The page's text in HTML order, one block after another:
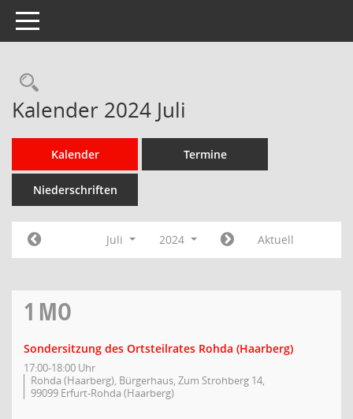
Toggle navigation
Rechercheauswahl
Kalender 2024 Juli
Kalender Termine
Niederschriften
Juli 2024 Aktuell
1 MO
Sondersitzung des Ortsteilrates Rohda (Haarberg)
17:00-18:00 Uhr
Rohda (Haarberg), Bürgerhaus, Zum Strohberg 14,
99099 Erfurt-Rohda (Haarberg)